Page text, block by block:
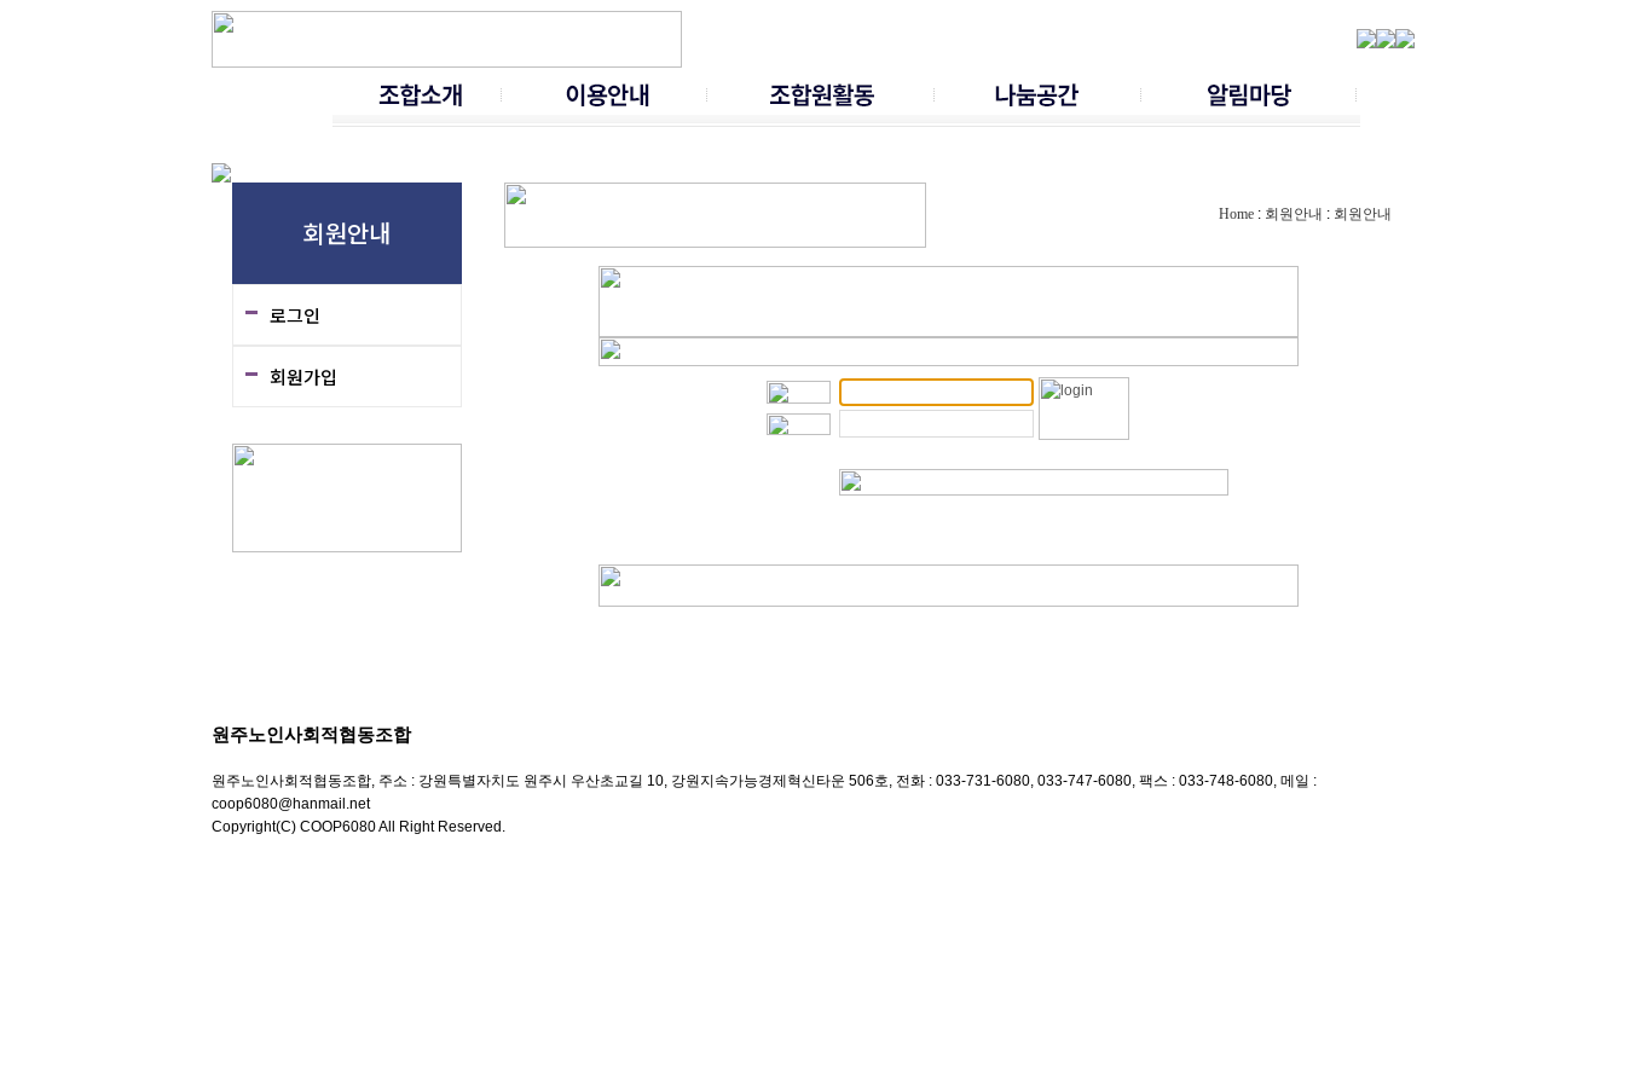
인사말 연혁 조직도 오시는길 가입안내 출자안내
주요사업 추진사업 취미봉사구인구직 협력업체
공지사항
회원안내
로그인
회원가입
Home : 회원안내 : 회원안내
원주노인사회적협동조합
원주노인사회적협동조합, 주소 : 강원특별자치도 원주시 우산초교길 10, 강원지속가능경제혁신타운 506호, 전화 : 033-731-6080, 033-747-6080, 팩스 : 033-748-6080, 메일 :
coop6080@hanmail.net
Copyright(C) COOP6080 All Right Reserved.